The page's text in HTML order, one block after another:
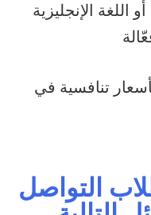
اللغة الإنجليزية
تنافسية في
التواصل